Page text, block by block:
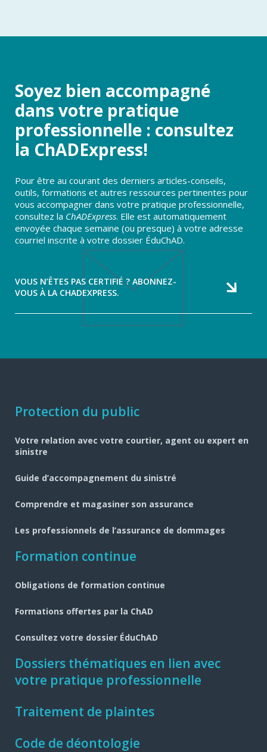
Soyez bien accompagné
dans votre pratique
professionnelle : consultez
la ChADExpress!
Pour être au courant des derniers articles-conseils,
outils, formations et autres ressources pertinentes pour
vous accompagner dans votre pratique professionnelle,
consultez la ChADExpress. Elle est automatiquement
envoyée chaque semaine (ou presque) à votre adresse
courriel inscrite à votre dossier ÉduChAD.
VOUS N’ÊTES PAS CERTIFIÉ ? ABONNEZ-
VOUS À LA CHADEXPRESS.
Navigation
pied
de
page
Protection du public
Votre relation avec votre courtier, agent ou expert en
sinistre
Guide d’accompagnement du sinistré
Comprendre et magasiner son assurance
Les professionnels de l’assurance de dommages
Formation continue
Obligations de formation continue
Formations offertes par la ChAD
Consultez votre dossier ÉduChAD
Dossiers thématiques en lien avec
votre pratique professionnelle
Traitement de plaintes
Code de déontologie